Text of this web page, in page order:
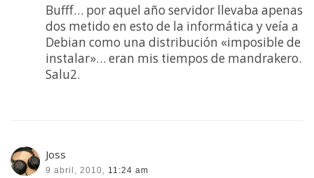
Bufff… por aquel año servidor llevaba apenas
dos metido en esto de la informática y veía a
Debian como una distribución «imposible de
instalar»… eran mis tiempos de mandrakero.
Salu2.
Joss
9 abril, 2010, 11:24 am